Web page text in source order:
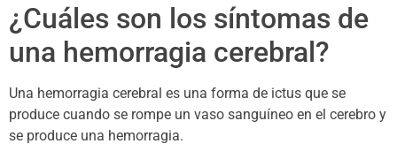
¿Cuáles son los síntomas de
una hemorragia cerebral?
Una hemorragia cerebral es una forma de ictus que se
produce cuando se rompe un vaso sanguíneo en el cerebro y
se produce una hemorragia.